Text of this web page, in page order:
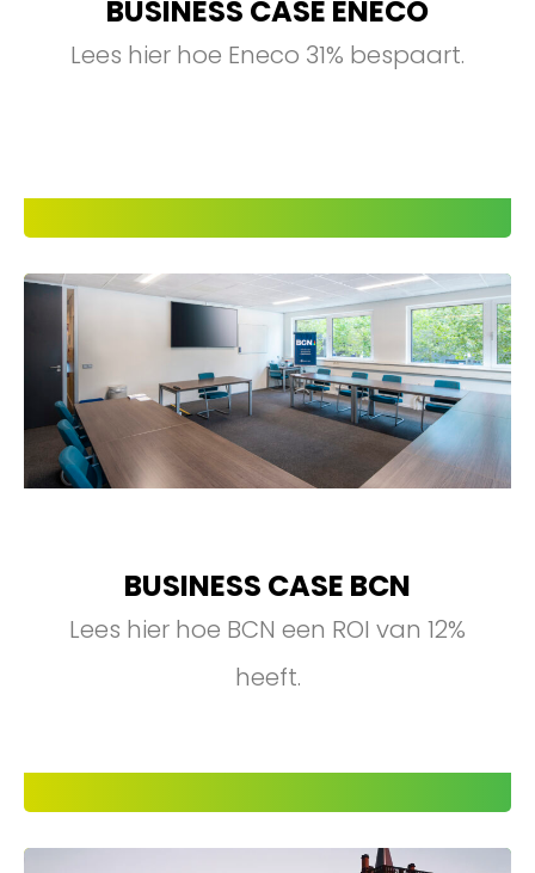
BUSINESS CASE ENECO
Lees hier hoe Eneco 31% bespaart.
BUSINESS CASE BCN
Lees hier hoe BCN een ROI van 12%
heeft.